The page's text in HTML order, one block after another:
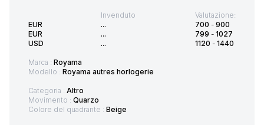
EUR
EUR
USD
Invenduto
...
...
...
Valutazione:
700 - 900
799 - 1027
1120 - 1440
Marca : Royama
Modello : Royama autres horlogerie
Categoria : Altro
Movimento : Quarzo
Colore del quadrante : Beige